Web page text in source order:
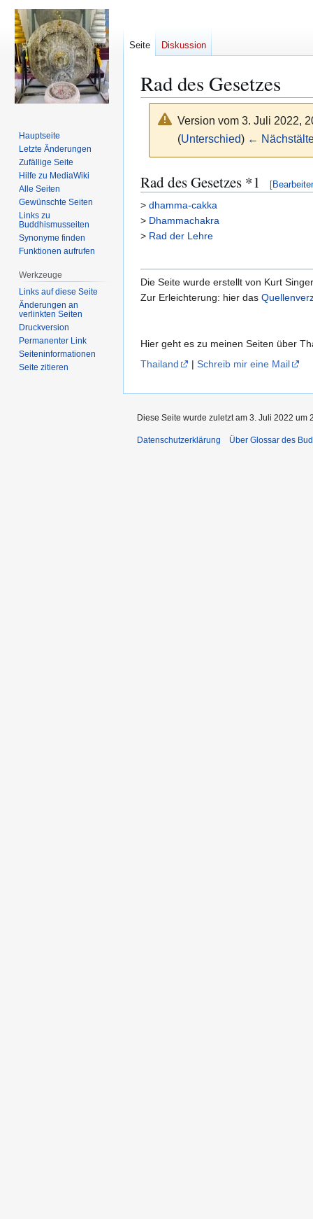
Rad des Gesetzes
Version vom 3. Juli 2022,
(Unterschied) ←
Zur
Navigation
springen
Zur
Suche
springen
Rad des Gesetzes *1 [
> dhamma-cakka
> Dhammachakra
> Rad der Lehre
Die Seite wurde erstellt von Kurt Singer
Zur Erleichterung: hier das
Hier geht es zu meinen Seiten über
Thailand
| Schreib mir eine Mail
Seite Diskussion
Hauptseite
Letzte Änderungen
Zufällige Seite
Hilfe zu MediaWiki
Alle Seiten
Gewünschte Seiten
Links zu
Buddhismusseiten
Synonyme finden
Funktionen aufrufen
Werkzeuge
Links auf diese Seite
Änderungen an
verlinkten Seiten
Druckversion
Permanenter Link
Seiten­­informationen
Seite zitieren
Diese Seite wurde zuletzt am 3. Juli 2022 um
Datenschutzerklärung Über Glossar des